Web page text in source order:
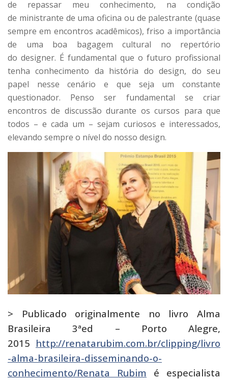
de repassar meu conhecimento, na condição
de ministrante de uma oficina ou de palestrante (quase
sempre em encontros acadêmicos), friso a importância
de uma boa bagagem cultural no repertório
do designer. É fundamental que o futuro profissional
tenha conhecimento da história do design, do seu
papel nesse cenário e que seja um constante
questionador. Penso ser fundamental se criar
encontros de discussão durante os cursos para que
todos – e cada um – sejam curiosos e interessados,
elevando sempre o nível do nosso design.
> Publicado originalmente no livro Alma
Brasileira 3ªed – Porto Alegre,
2015 http://renatarubim.com.br/clipping/livro
-alma-brasileira-disseminando-o-
conhecimento/Renata Rubim é especialista